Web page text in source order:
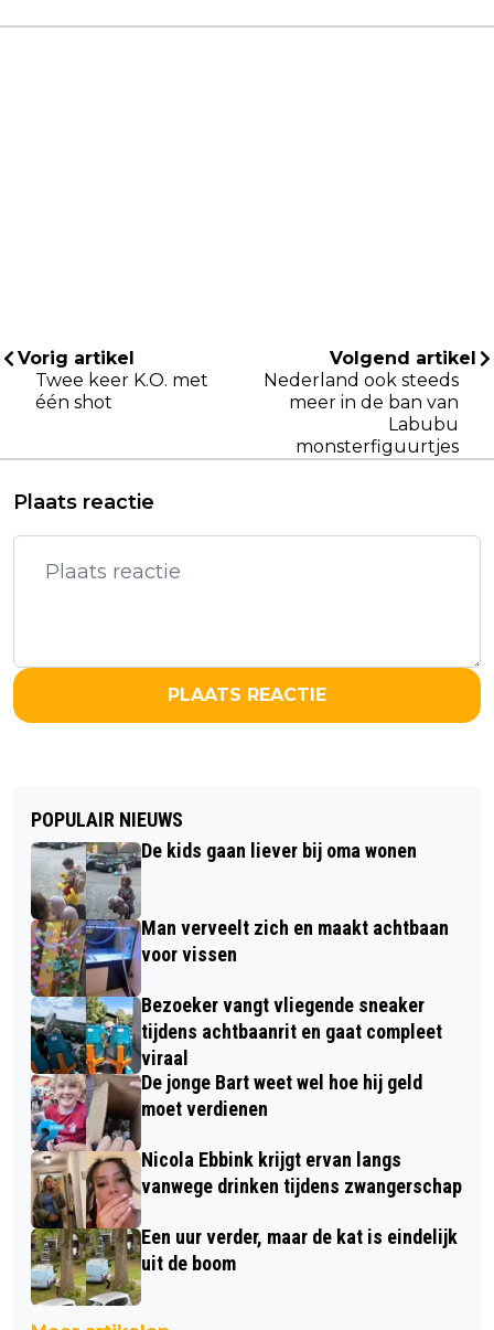
Vorig artikel
Twee keer K.O. met
één shot
Volgend artikel
Nederland ook steeds
meer in de ban van
Labubu
monsterfiguurtjes
Plaats reactie
PLAATS REACTIE
POPULAIR NIEUWS
De kids gaan liever bij oma wonen
Man verveelt zich en maakt achtbaan
voor vissen
Bezoeker vangt vliegende sneaker
tijdens achtbaanrit en gaat compleet
viraal
De jonge Bart weet wel hoe hij geld
moet verdienen
Nicola Ebbink krijgt ervan langs
vanwege drinken tijdens zwangerschap
Een uur verder, maar de kat is eindelijk
uit de boom